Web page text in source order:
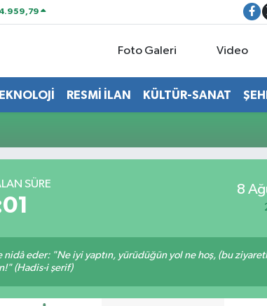
Foto Galeri Video
RESMİ İLAN KÜLTÜR-SANAT
SÜRE 8
eder: "Ne iyi yaptın, yürüdüğün yol ne hoş, (bu
(Hadis-i şerif)